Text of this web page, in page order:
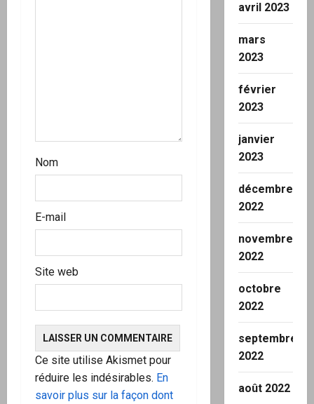
l
e
Nom
E-mail
Site web
Ce site utilise Akismet pour
réduire les indésirables. En
savoir plus sur la façon dont
avril 2023
mars
2023
février
2023
janvier
2023
décembre
2022
novembre
2022
octobre
2022
septembre
2022
août 2022